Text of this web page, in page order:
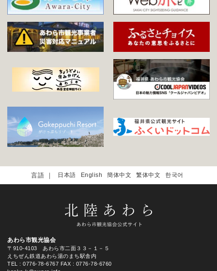
日本語 English 簡体中文 繁体中文 한국어
あわら市観光協会
〒910-4103 あわら市二面３３－１－５
えちぜん鉄道あわら湯のまち駅舎内
TEL
: 0776-78-6767 FAX : 0776-78-6760